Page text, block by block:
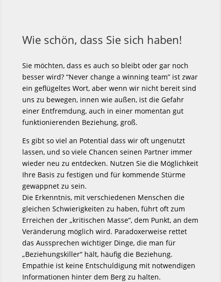
Wie schön, dass Sie sich haben!
Sie möchten, dass es auch so bleibt oder gar noch
besser wird? “Never change a winning team” ist zwar
ein geflügeltes Wort, aber wenn wir nicht bereit sind
uns zu bewegen, innen wie außen, ist die Gefahr
einer Entfremdung, auch in einer momentan gut
funktionierenden Beziehung, groß.
Es gibt so viel an Potential dass wir oft ungenutzt
lassen, und so viele Chancen seinen Partner immer
wieder neu zu entdecken. Nutzen Sie die Möglichkeit
Ihre Basis zu festigen und für kommende Stürme
gewappnet zu sein.
Die Erkenntnis, mit verschiedenen Menschen die
gleichen Schwierigkeiten zu haben, führt oft zum
Erreichen der „kritischen Masse“, dem Punkt, an dem
Veränderung möglich wird. Paradoxerweise rettet
das Aussprechen wichtiger Dinge, die man für
„Beziehungskiller“ hält, häufig die Beziehung.
Empathie ist keine Entschuldigung mit notwendigen
Informationen hinter dem Berg zu halten.